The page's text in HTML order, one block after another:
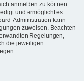
anmelden zu können.
und ermöglicht es
Administration kann
zuweisen. Beachten
Regelungen,
die jeweiligen